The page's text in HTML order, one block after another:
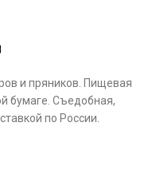
и пряников. Пищевая
бумаге. Съедобная,
по России.